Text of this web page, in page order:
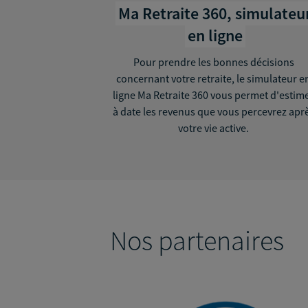
Ma Retraite 360,
en ligne
Pour prendre les bonnes décisions
concernant votre retraite, le simulateur
ligne Ma Retraite 360 vous permet
à date les revenus que vous percevrez
votre vie active.
Nos partenaires